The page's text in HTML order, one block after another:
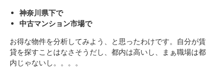
神奈川県下で
中古マンション市場で
お得な物件を分析してみよう、と思ったわけです。自分が賃
貸を探すことはなさそうだし、都内は高いし、まぁ職場は都
内じゃないし。。。。